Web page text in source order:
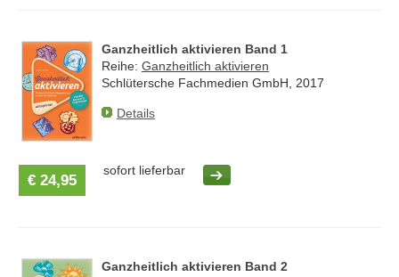
Ganzheitlich aktivieren Band 1
Reihe: Ganzheitlich aktivieren
Schlütersche Fachmedien GmbH, 2017
Details
€ 24,95
sofort lieferbar
Ganzheitlich aktivieren Band 2